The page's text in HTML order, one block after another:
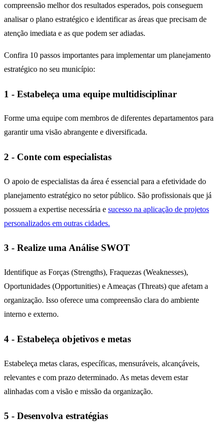
compreensão melhor dos resultados esperados, pois conseguem
analisar o plano estratégico e identificar as áreas que precisam de
atenção imediata e as que podem ser adiadas.
Confira 10 passos importantes para implementar um planejamento
estratégico no seu município:
1 - Estabeleça uma equipe multidisciplinar
Forme uma equipe com membros de diferentes departamentos para
garantir uma visão abrangente e diversificada.
2 - Conte com especialistas
O apoio de especialistas da área é essencial para a efetividade do
planejamento estratégico no setor público. São profissionais que já
possuem a expertise necessária e sucesso na aplicação de projetos
personalizados em outras cidades.
3 - Realize uma Análise SWOT
Identifique as Forças (Strengths), Fraquezas (Weaknesses),
Oportunidades (Opportunities) e Ameaças (Threats) que afetam a
organização. Isso oferece uma compreensão clara do ambiente
interno e externo.
4 - Estabeleça objetivos e metas
Estabeleça metas claras, específicas, mensuráveis, alcançáveis,
relevantes e com prazo determinado. As metas devem estar
alinhadas com a visão e missão da organização.
5 - Desenvolva estratégias